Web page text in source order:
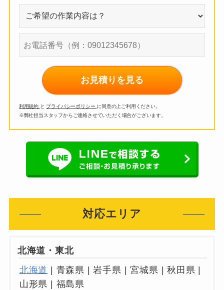
お見積りを見る
利用規約 と プライバシーポリシー に同意の上ご利用ください。
※弊社担当スタッフからご連絡させていただく場合がございます。
対応エリア
北海道・東北
北海道
| 青森県 | 岩手県 | 宮城県 | 秋田県 |
山形県 | 福島県